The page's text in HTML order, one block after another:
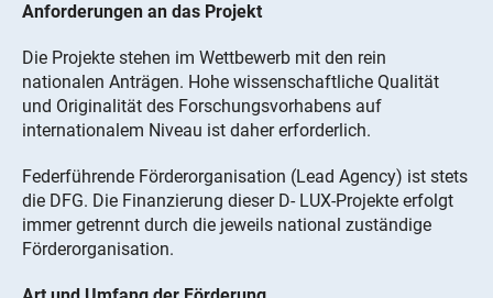
Anforderungen an das Projekt
Die Projekte stehen im Wettbewerb mit den rein
nationalen Anträgen. Hohe wissenschaftliche Qualität
und Originalität des Forschungsvorhabens auf
internationalem Niveau ist daher erforderlich.
Federführende Förderorganisation (Lead Agency) ist stets
die DFG. Die Finanzierung dieser D- LUX-Projekte erfolgt
immer getrennt durch die jeweils national zuständige
Förderorganisation.